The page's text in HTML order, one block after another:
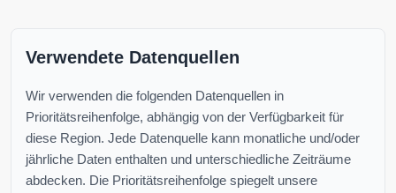
Verwendete Datenquellen
Wir verwenden die folgenden Datenquellen in
Prioritätsreihenfolge, abhängig von der Verfügbarkeit für
diese Region. Jede Datenquelle kann monatliche und/oder
jährliche Daten enthalten und unterschiedliche Zeiträume
abdecken. Die Prioritätsreihenfolge spiegelt unsere